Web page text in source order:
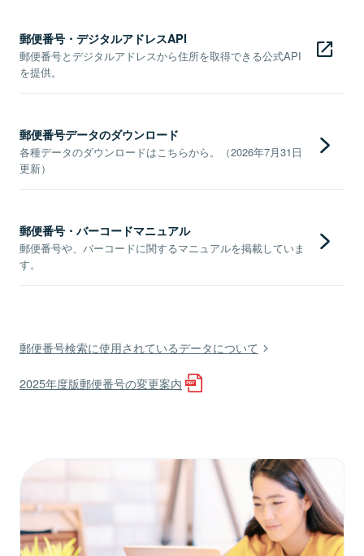
郵便番号・デジタルアドレスAPI
郵便番号とデジタルアドレスから住所を取得できる公式API
を提供。
郵便番号データのダウンロード
各種データのダウンロードはこちらから。（2026年7月31日
更新）
郵便番号・バーコードマニュアル
郵便番号や、バーコードに関するマニュアルを掲載していま
す。
郵便番号検索に使用されているデータについて
2025年度版郵便番号の変更案内